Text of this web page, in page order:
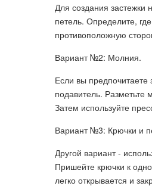
Для создания застежки
петель. Определите,
противоположную
Вариант №2: Молния.
Если вы
подавитель. Разметьте
Затем используйте
Вариант №3: Крючки и
Другой вариант -
Пришейте крючки к
легко открывается и